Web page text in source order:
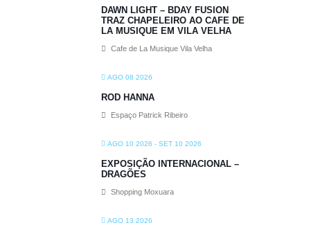
DAWN LIGHT – BDAY FUSION
TRAZ CHAPELEIRO AO CAFE DE
LA MUSIQUE EM VILA VELHA
Cafe de La Musique Vila Velha
AGO 08 2026
ROD HANNA
Espaço Patrick Ribeiro
AGO 10 2026 - SET 10 2026
EXPOSIÇÃO INTERNACIONAL –
DRAGÕES
Shopping Moxuara
AGO 13 2026